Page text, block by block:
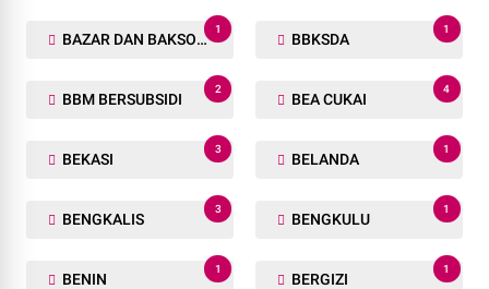
BAZAR DAN BAKSOS RAMADHAN
1
BBKSDA
1
BBM BERSUBSIDI
2
BEA CUKAI
4
BEKASI
3
BELANDA
1
BENGKALIS
3
BENGKULU
1
BENIN
1
BERGIZI
1